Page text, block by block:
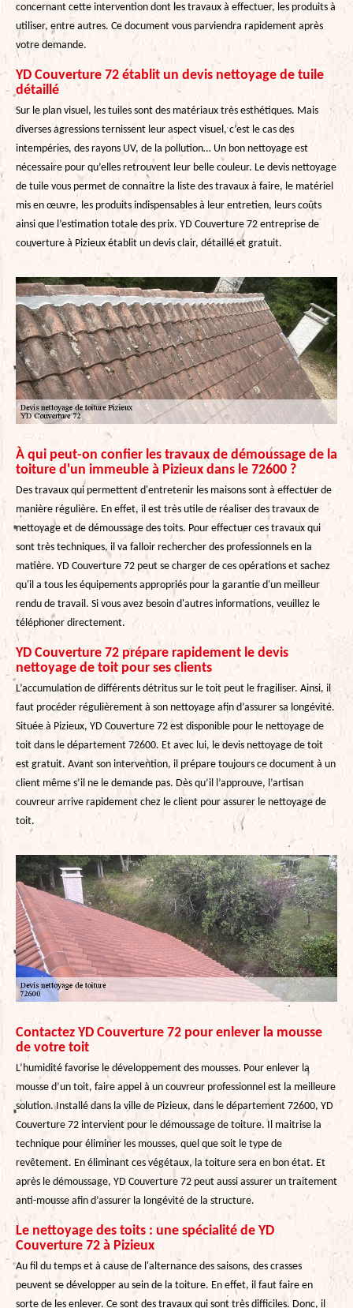
concernant cette intervention dont les travaux à effectuer, les produits à
utiliser, entre autres. Ce document vous parviendra rapidement après
votre demande.
YD Couverture 72 établit un devis nettoyage de tuile
détaillé
Sur le plan visuel, les tuiles sont des matériaux très esthétiques. Mais
diverses agressions ternissent leur aspect visuel, c’est le cas des
intempéries, des rayons UV, de la pollution… Un bon nettoyage est
nécessaire pour qu’elles retrouvent leur belle couleur. Le devis nettoyage
de tuile vous permet de connaitre la liste des travaux à faire, le matériel
mis en œuvre, les produits indispensables à leur entretien, leurs coûts
ainsi que l’estimation totale des prix. YD Couverture 72 entreprise de
couverture à Pizieux établit un devis clair, détaillé et gratuit.
À qui peut-on confier les travaux de démoussage de la
toiture d'un immeuble à Pizieux dans le 72600 ?
Des travaux qui permettent d'entretenir les maisons sont à effectuer de
manière régulière. En effet, il est très utile de réaliser des travaux de
nettoyage et de démoussage des toits. Pour effectuer ces travaux qui
sont très techniques, il va falloir rechercher des professionnels en la
matière. YD Couverture 72 peut se charger de ces opérations et sachez
qu'il a tous les équipements appropriés pour la garantie d'un meilleur
rendu de travail. Si vous avez besoin d'autres informations, veuillez le
téléphoner directement.
YD Couverture 72 prépare rapidement le devis
nettoyage de toit pour ses clients
L’accumulation de différents détritus sur le toit peut le fragiliser. Ainsi, il
faut procéder régulièrement à son nettoyage afin d’assurer sa longévité.
Située à Pizieux, YD Couverture 72 est disponible pour le nettoyage de
toit dans le département 72600. Et avec lui, le devis nettoyage de toit
est gratuit. Avant son intervention, il prépare toujours ce document à un
client même s’il ne le demande pas. Dès qu’il l’approuve, l’artisan
couvreur arrive rapidement chez le client pour assurer le nettoyage de
toit.
Contactez YD Couverture 72 pour enlever la mousse
de votre toit
L’humidité favorise le développement des mousses. Pour enlever la
mousse d’un toit, faire appel à un couvreur professionnel est la meilleure
solution. Installé dans la ville de Pizieux, dans le département 72600, YD
Couverture 72 intervient pour le démoussage de toiture. Il maitrise la
technique pour éliminer les mousses, quel que soit le type de
revêtement. En éliminant ces végétaux, la toiture sera en bon état. Et
après le démoussage, YD Couverture 72 peut aussi assurer un traitement
anti-mousse afin d’assurer la longévité de la structure.
Le nettoyage des toits : une spécialité de YD
Couverture 72 à Pizieux
Au fil du temps et à cause de l'alternance des saisons, des crasses
peuvent se développer au sein de la toiture. En effet, il faut faire en
sorte de les enlever. Ce sont des travaux qui sont très difficiles. Donc, il